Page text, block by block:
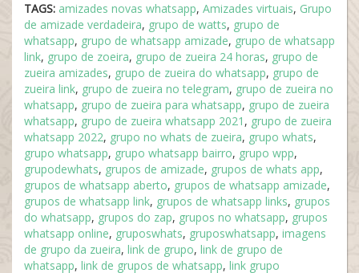
TAGS: amizades novas whatsapp, Amizades virtuais, Grupo
de amizade verdadeira, grupo de watts, grupo de
whatsapp, grupo de whatsapp amizade, grupo de whatsapp
link, grupo de zoeira, grupo de zueira 24 horas, grupo de
zueira amizades, grupo de zueira do whatsapp, grupo de
zueira link, grupo de zueira no telegram, grupo de zueira no
whatsapp, grupo de zueira para whatsapp, grupo de zueira
whatsapp, grupo de zueira whatsapp 2021 , grupo de zueira
whatsapp 2022, grupo no whats de zueira, grupo whats,
grupo whatsapp, grupo whatsapp bairro, grupo wpp,
grupodewhats, grupos de amizade, grupos de whats app,
grupos de whatsapp aberto, grupos de whatsapp amizade,
grupos de whatsapp link, grupos de whatsapp links, grupos
do whatsapp, grupos do zap, grupos no whatsapp, grupos
whatsapp online, gruposwhats, gruposwhatsapp, imagens
de grupo da zueira, link de grupo, link de grupo de
whatsapp, link de grupos de whatsapp, link grupo